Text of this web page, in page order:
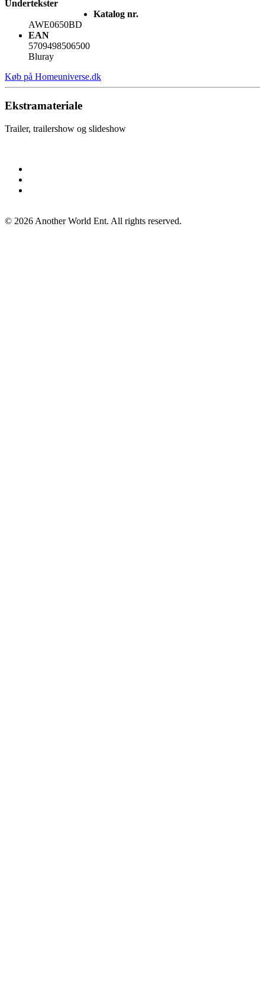
Undertekster
Katalog nr.
AWE0650BD
EAN
5709498506500
Bluray
Køb på Homeuniverse.dk
Ekstramateriale
Trailer, trailershow og slideshow
© 2026 Another World Ent. All rights reserved.